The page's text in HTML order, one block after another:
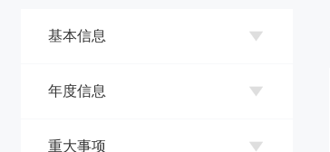
基本信息
年度信息
重大事项